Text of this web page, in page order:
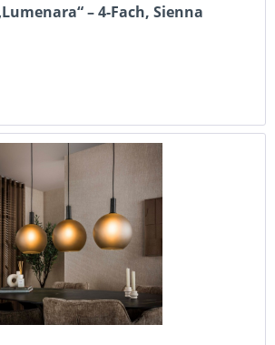
– 4-Fach, Sienna